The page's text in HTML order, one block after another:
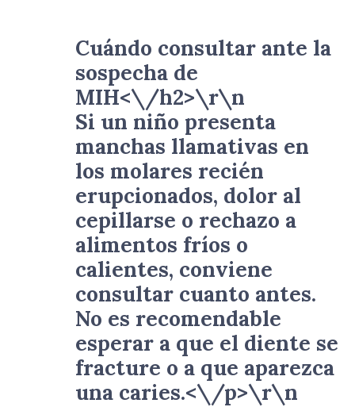
Cuándo consultar ante la
sospecha de
MIH<\/h2>\r\n
Si un niño presenta
manchas llamativas en
los molares recién
erupcionados, dolor al
cepillarse o rechazo a
alimentos fríos o
calientes, conviene
consultar cuanto antes.
No es recomendable
esperar a que el diente se
fracture o a que aparezca
una caries.<\/p>\r\n